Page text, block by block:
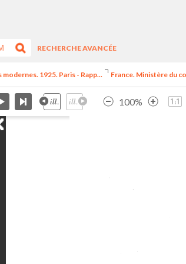
RECHERCHE AVANCÉE
1925. Paris - Rapp... France. Ministère du
100%